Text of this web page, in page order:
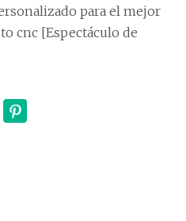
para el mejor
cnc [Espectáculo de